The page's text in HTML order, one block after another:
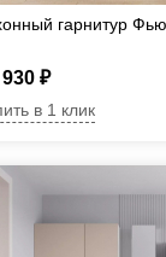
гарнитур
₽
в 1 клик